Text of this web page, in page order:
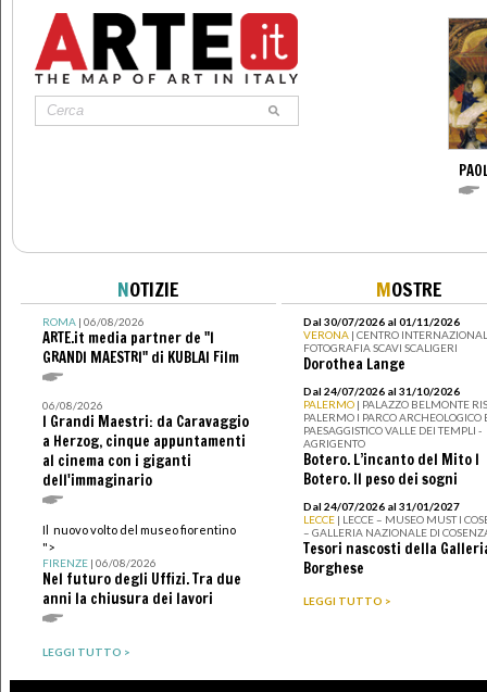
NOTIZIE
ROMA| 06/08/2026
ARTE.it media partner de "I
GRANDI MAESTRI" di KUBLAI Film
06/08/2026
I Grandi Maestri: da Caravaggio
a Herzog, cinque appuntamenti
al cinema con i giganti
dell'immaginario
Il nuovo volto del museo fiorentino
">
FIRENZE| 06/08/2026
Nel futuro degli Uffizi. Tra due
anni la chiusura dei lavori
LEGGI TUTTO >
MOSTRE
Dal 30/07/2026 al 01/11/2026
VERONA | CENTRO
FOTOGRAFIA SCAVI SCALIGERI
Dorothea Lange
Dal 24/07/2026 al 31/10/2026
PALERMO | PALAZZO BELMONTE
PALERMO I PARCO ARCHEOLOGICO
PAESAGGISTICO VALLE DEI TEMPLI -
AGRIGENTO
Botero. L’incanto del Mito I
Botero. Il peso dei sogni
Dal 24/07/2026 al 31/01/2027
LECCE | LECCE – MUSEO MUST I
– GALLERIA NAZIONALE DI
Tesori nascosti della
Borghese
LEGGI TUTTO >